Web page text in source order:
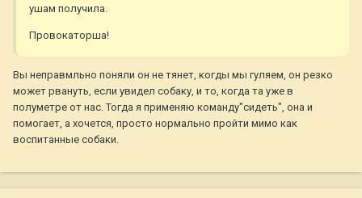
ушам получила.
Провокаторша!
Вы неправмльно поняли он не тянет, когды мы гуляем, он резко
может рвануть, если увидел собаку, и то, когда та уже в
полуметре от нас. Тогда я применяю команду"сидеть", она и
помогает, а хочется, просто нормально пройти мимо как
воспитанные собаки.